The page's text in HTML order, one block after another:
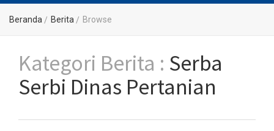
Beranda Berita Browse
Kategori Berita : Serba
Serbi Dinas Pertanian